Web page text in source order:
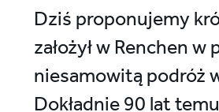
Dziś proponujemy
założył w Renchen
niesamowitą podróż